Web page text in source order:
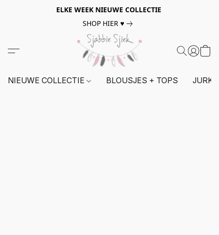
ELKE WEEK NIEUWE COLLECTIE
SHOP HIER ♥
NIEUWE COLLECTIE BLOUSJES + TOPS